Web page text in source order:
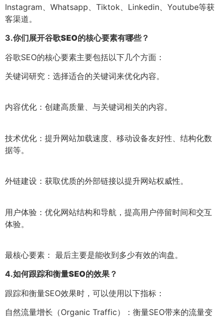
Instagram、Whatsapp、Tiktok、Linkedin、Youtube等获
客渠道。
3.你们展开谷歌SEO的核心要素有哪些？
谷歌SEO的核心要素主要包括以下几个方面：
关键词研究：选择适合的关键词来优化内容。
内容优化：创建高质量、与关键词相关的内容。
技术优化：提升网站加载速度、移动设备友好性、结构化数
据等。
外链建设：获取优质的外部链接以提升网站权威性。
用户体验：优化网站结构和导航，提高用户停留时间和交互
体验。
最核心要素： 最后主要是能收到多少有效的询盘。
4.如何跟踪和衡量SEO的效果？
跟踪和衡量SEO效果时，可以使用以下指标：
自然流量增长（Organic Traffic）：衡量SEO带来的流量变